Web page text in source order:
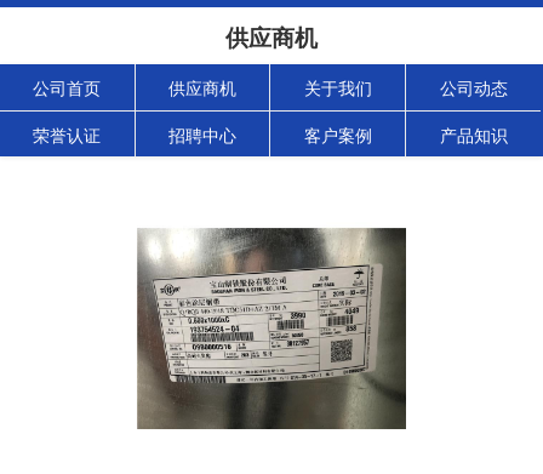
供应商机
公司首页 供应商机 关于我们 公司动态
荣誉认证 招聘中心 客户案例 产品知识